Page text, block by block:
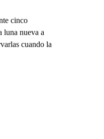
cinco
luna nueva a
cuando la